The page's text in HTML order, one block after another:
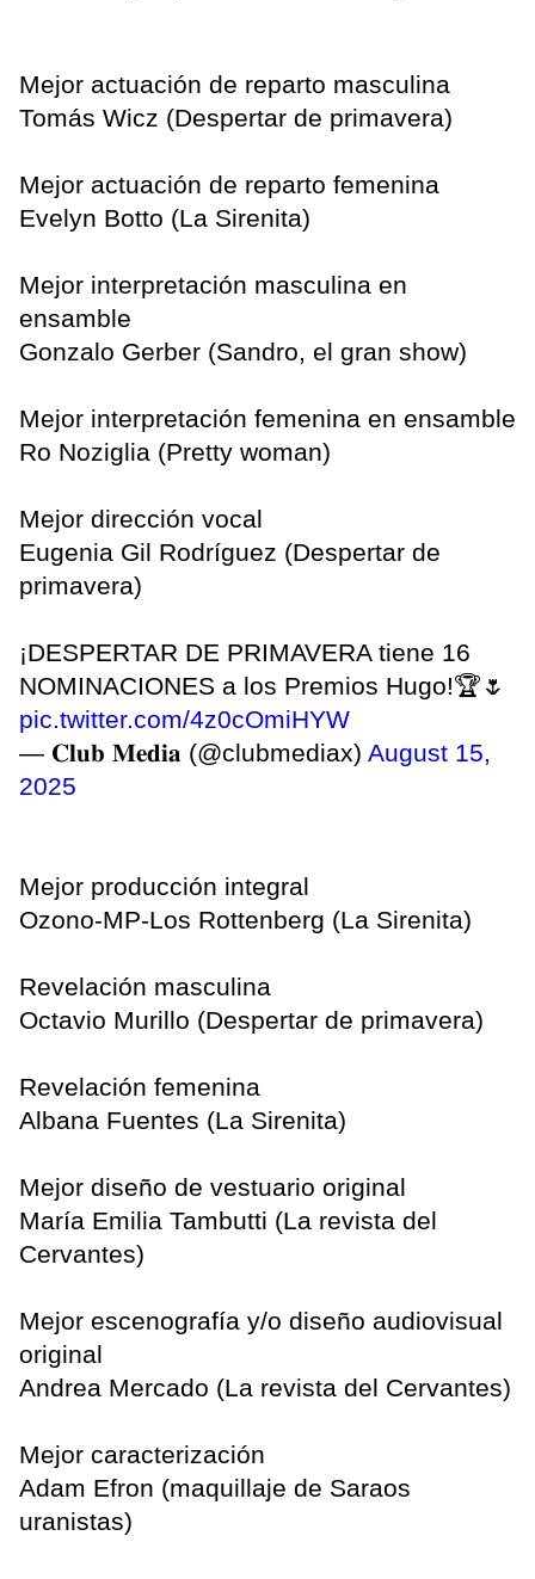
Mejor actuación de reparto masculina
Tomás Wicz (Despertar de primavera)
Mejor actuación de reparto femenina
Evelyn Botto (La Sirenita)
Mejor interpretación masculina en
ensamble
Gonzalo Gerber (Sandro, el gran show)
Mejor interpretación femenina en ensamble
Ro Noziglia (Pretty woman)
Mejor dirección vocal
Eugenia Gil Rodríguez (Despertar de
primavera)
¡DESPERTAR DE PRIMAVERA tiene 16
NOMINACIONES a los Premios Hugo!🏆🌷
pic.twitter.com/4z0cOmiHYW
— 𝐂𝐥𝐮𝐛 𝐌𝐞𝐝𝐢𝐚 (@clubmediax) August 15,
2025
Mejor producción integral
Ozono-MP-Los Rottenberg (La Sirenita)
Revelación masculina
Octavio Murillo (Despertar de primavera)
Revelación femenina
Albana Fuentes (La Sirenita)
Mejor diseño de vestuario original
María Emilia Tambutti (La revista del
Cervantes)
Mejor escenografía y/o diseño audiovisual
original
Andrea Mercado (La revista del Cervantes)
Mejor caracterización
Adam Efron (maquillaje de Saraos
uranistas)